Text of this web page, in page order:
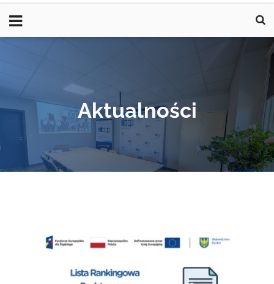
Aktualności